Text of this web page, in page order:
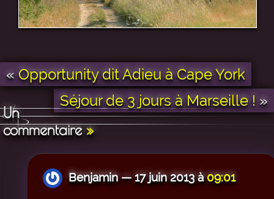
«Opportunity dit Adieu à Cape York
Séjour de 3 jours à Marseille ! »
Un
commentaire»
Benjamin — 17 juin 2013 à09:01